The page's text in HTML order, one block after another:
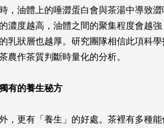
，油體上的唾澀蛋白會與茶湯中導致
濃度越高，油體之間的聚集程度會越
乳狀層也越厚。研究團隊相信此項科
農作茶質判斷時量化的分析。
有的養生秘方
，更有「養生」的好處。茶裡有多種能